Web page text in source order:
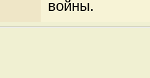
войны.